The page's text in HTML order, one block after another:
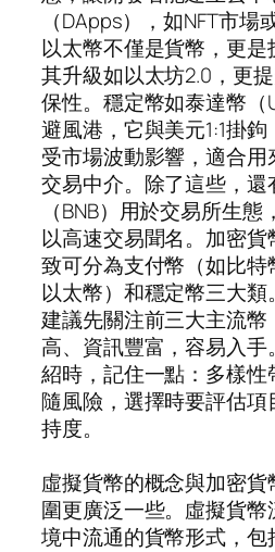
（DApps），如NFT市場
以太幣不僅是貨幣，更
其升級如以太坊2.0，更
保性。穩定幣如泰達幣（
避風港，它與美元1:1掛
受市場波動影響，適合
交易中介。除了這些，還
（BNB）用於交易所生態
以高速交易聞名。加密
致可分為支付幣（如比特
以太幣）和穩定幣三大類
建議先關注前三大主流幣
高、資訊豐富，容易入
紹時，記住一點：多樣
隨風險，選擇時要評估
持度。
虛擬貨幣的概念與加密
圍更廣泛一些。虛擬貨
境中流通的貨幣形式，包